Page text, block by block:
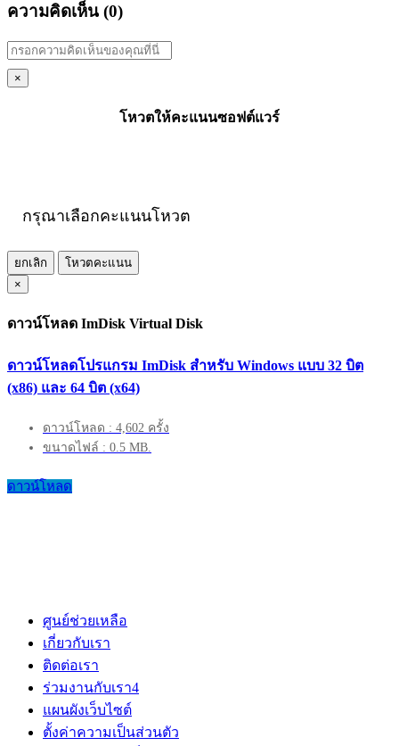
ความคิดเห็น (0)
×
โหวตให้คะแนนซอฟต์แวร์
กรุณาเลือกคะแนนโหวต
ยกเลิก
โหวตคะแนน
×
ดาวน์โหลด ImDisk Virtual Disk
ดาวน์โหลดโปรแกรม ImDisk สำหรับ Windows แบบ 32 บิต
(x86) และ 64 บิต (x64)
ดาวน์โหลด : 4,602 ครั้ง
ขนาดไฟล์ : 0.5 MB.
ดาวน์โหลด
ศูนย์ช่วยเหลือ
เกี่ยวกับเรา
ติดต่อเรา
ร่วมงานกับเรา4
แผนผังเว็บไซต์
ตั้งค่าความเป็นส่วนตัว